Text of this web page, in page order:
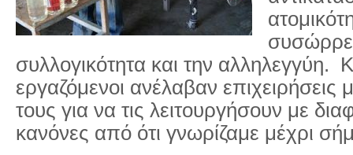
συλλογικότητα και την αλληλεγγύη.
εργαζόμενοι ανέλαβαν
τους για να τις λειτουργήσουν με
κανόνες από ότι γνωρίζαμε μέχρι